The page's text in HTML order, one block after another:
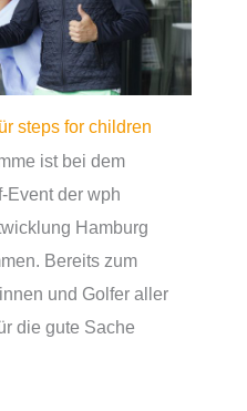
steps for children
ist bei dem
Event der wph
Hamburg
Bereits zum
und Golfer aller
die gute Sache